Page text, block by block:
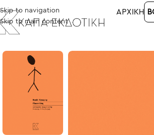
Skip to navigation
Skip to main content
ΑΡΧΙΚΉ